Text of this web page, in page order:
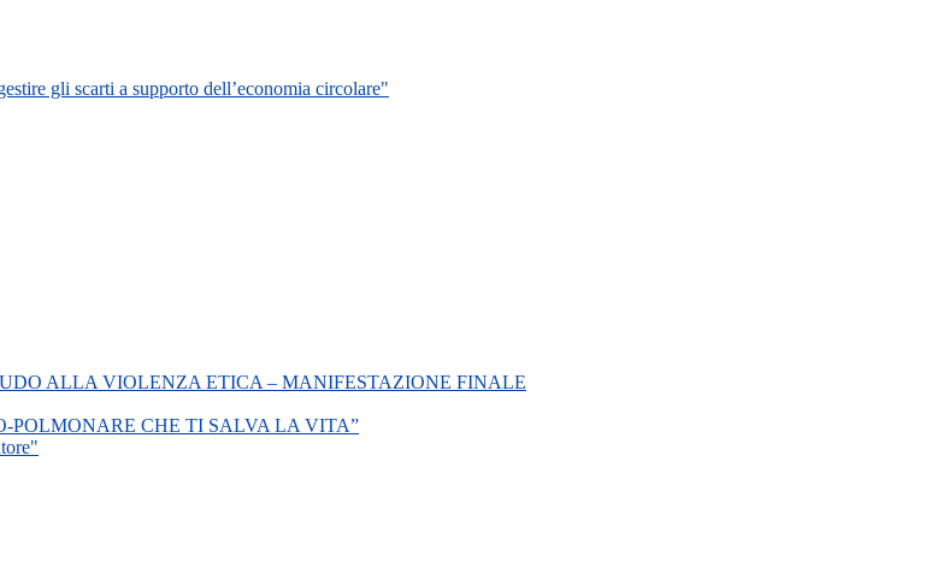
gli scarti a supporto dell’economia circolare"
ALLA VIOLENZA ETICA – MANIFESTAZIONE FINALE
CHE TI SALVA LA VITA”